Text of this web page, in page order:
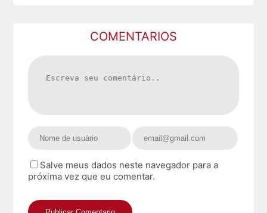
COMENTARIOS
Salve meus dados neste navegador para a
próxima vez que eu comentar.